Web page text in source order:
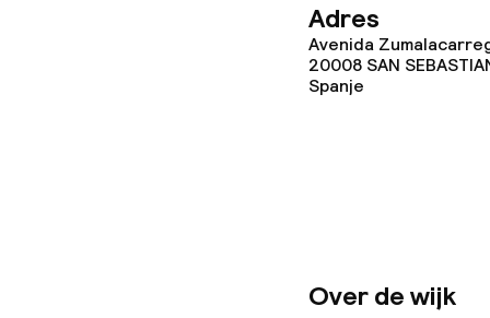
Beleid
Overal rookvrij
Adres
Avenida
20008 SAN
Spanje
Over de wijk